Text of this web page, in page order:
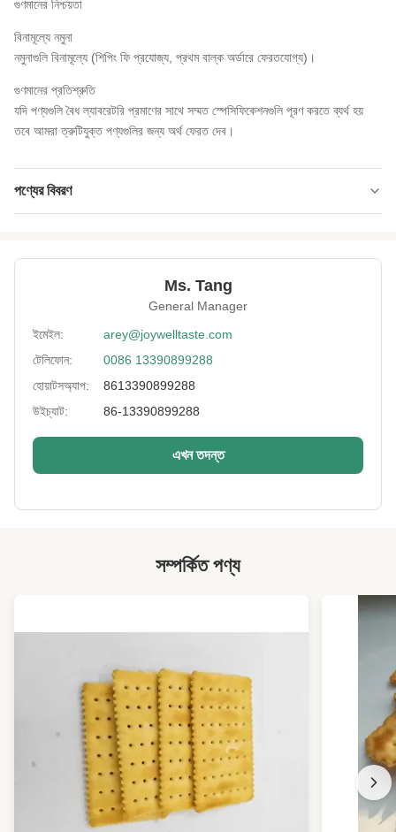
গুণমানের নিশ্চয়তা
বিনামূল্যে নমুনা
নমুনাগুলি বিনামূল্যে (শিপিং ফি প্রযোজ্য, প্রথম বাল্ক অর্ডারে ফেরতযোগ্য)।
গুণমানের প্রতিশ্রুতি
যদি পণ্যগুলি বৈধ ল্যাবরেটরি প্রমাণের সাথে সম্মত স্পেসিফিকেশনগুলি পূরণ করতে ব্যর্থ হয়
তবে আমরা ত্রুটিযুক্ত পণ্যগুলির জন্য অর্থ ফেরত দেব।
পণ্যের বিবরণ
Target Group:
স্বাস্থ্য-সচেতন প্রাপ্তবয়স্ক, নিরামিষাশী, উচ্চ-প্রোটিন খাবারের
পুরো সয়াবিন, সয়াবিন ময়দা, উদ্ভিজ্জ তেল
উচ্চ উদ্ভিদ প্রোটিন, ফাইবার সমৃদ্ধ, ট্রান্স ফ্যাট নেই, নন-জিএমও
Texture: ডাবল ক্রাঞ্চ - খাস্তা বাইরের স্তর + দৃঢ় ভেতরের মটরশুটি
Packaging Type: রিসেলযোগ্য স্ট্যান্ড-আপ পাউচ / পিইটি জার / বাল্ক ব্যাগ
Certification:
ISO 22000, HACCP, Non-GMO Project Verified
(optional)
Ms. Tang
General Manager
ইমেইল:
arey@joywelltaste.com
টেলিফোন:
0086 13390899288
হোয়াটসঅ্যাপ:
8613390899288
উইচ্যাট:
86-13390899288
এখন তদন্ত
সম্পর্কিত পণ্য